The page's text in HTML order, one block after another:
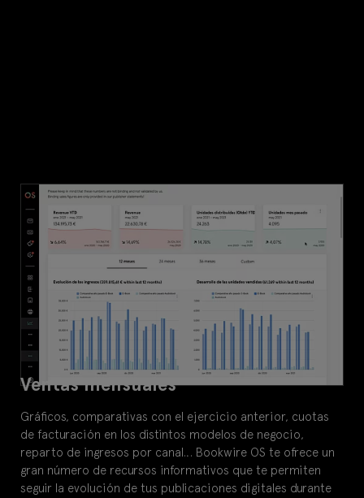
Ventas mensuales
Gráficos, comparativas con el ejercicio anterior, cuotas
de facturación en los distintos modelos de negocio,
reparto de ingresos por canal… Bookwire OS te ofrece un
gran número de recursos informativos que te permiten
seguir la evolución de tus publicaciones digitales durante